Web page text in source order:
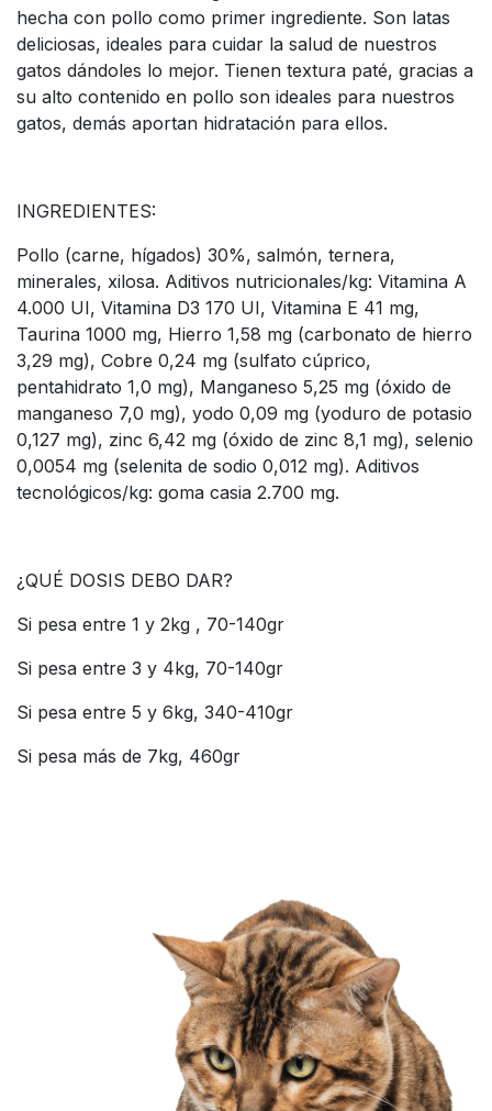
hecha con pollo como primer ingrediente. Son latas
deliciosas, ideales para cuidar la salud de nuestros
gatos dándoles lo mejor. Tienen textura paté, gracias a
su alto contenido en pollo son ideales para nuestros
gatos, demás aportan hidratación para ellos.
INGREDIENTES:
Pollo (carne, hígados) 30%, salmón, ternera,
minerales, xilosa. Aditivos nutricionales/kg: Vitamina A
4.000 UI, Vitamina D3 170 UI, Vitamina E 41 mg,
Taurina 1000 mg, Hierro 1,58 mg (carbonato de hierro
3,29 mg), Cobre 0,24 mg (sulfato cúprico,
pentahidrato 1,0 mg), Manganeso 5,25 mg (óxido de
manganeso 7,0 mg), yodo 0,09 mg (yoduro de potasio
0,127 mg), zinc 6,42 mg (óxido de zinc 8,1 mg), selenio
0,0054 mg (selenita de sodio 0,012 mg). Aditivos
tecnológicos/kg: goma casia 2.700 mg.
¿QUÉ DOSIS DEBO DAR?
Si pesa entre 1 y 2kg , 70-140gr
Si pesa entre 3 y 4kg, 70-140gr
Si pesa entre 5 y 6kg, 340-410gr
Si pesa más de 7kg, 460gr